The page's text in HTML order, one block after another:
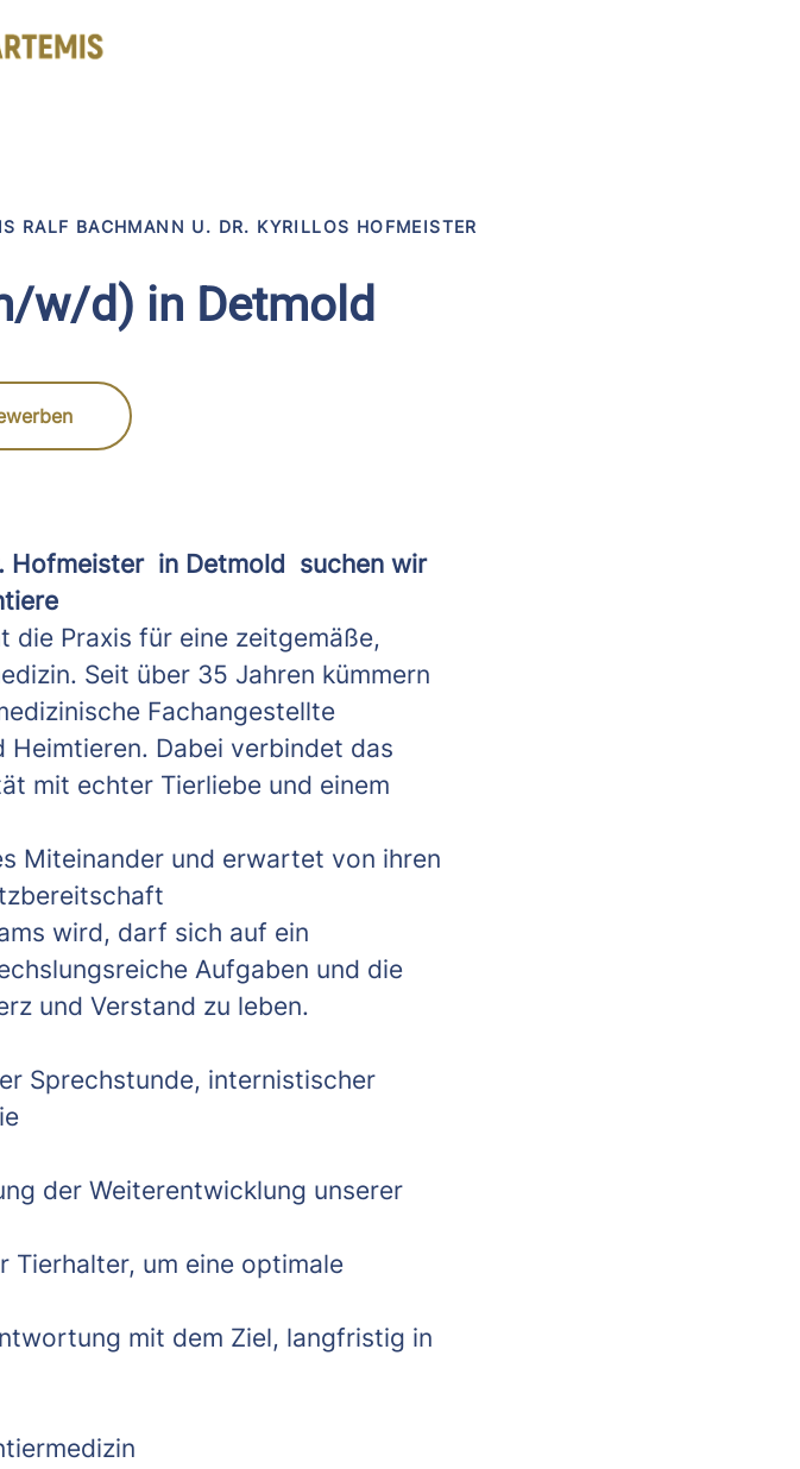
RALF BACHMANN U. DR. KYRILLOS HOFMEISTER
w/d) in Detmold
Hofmeister in Detmold suchen wir
die Praxis für eine zeitgemäße,
Seit über 35 Jahren kümmern
Fachangestellte
Dabei verbindet das
mit echter Tierliebe und einem
Miteinander und erwartet von ihren
wird, darf sich auf ein
Aufgaben und die
und Verstand zu leben.
Sprechstunde, internistischer
der Weiterentwicklung unserer
Tierhalter, um eine optimale
mit dem Ziel, langfristig in